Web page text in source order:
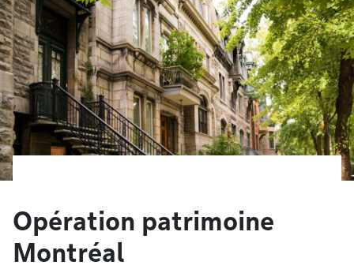
Opération patrimoine
Montréal